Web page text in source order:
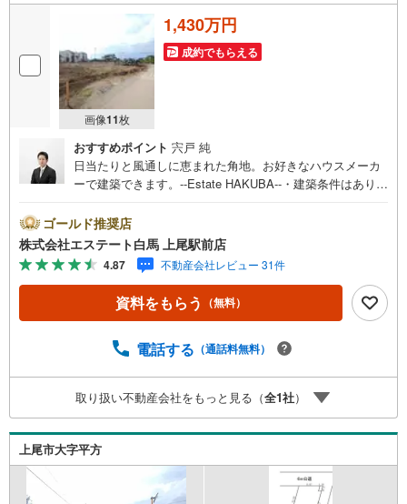
画像11枚
1,430万円
成約でもらえる
おすすめポイント 宍戸 純
日当たりと風通しに恵まれた角地。お好きなハウスメーカ
ーで建築できます。--Estate HAKUBA--・建築条件はありま
通しに優れた角地。開放感のある住環境です。・ローソン
まで約380m。深夜のちょっとした買物も楽々。・平方小学
校まで約470m。低学年のお子様も通いやすい。Public Rela
tions ----◇白馬グループ施工［白馬の家］のご紹介・断熱
等性能等級5・省エネルギー性能等級6を標準採用。・全棟
気密測定、C値0.4前後の超高気密の住宅です。・営業を通
い。◎ローソンまで約380mで便利。開放的な角地で日当た
ゴールド推奨店
株式会社エステート白馬 上尾駅前店
4.87 不動産会社レビュー 31件
資料をもらう （無料）
電話する （通話料無料）
取り扱い不動産会社をもっと見る（全1社）
上尾市大字平方